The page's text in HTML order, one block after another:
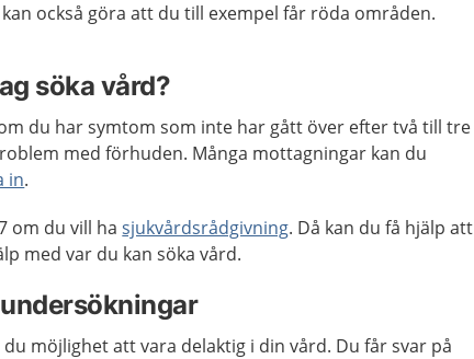
också göra att du till exempel får röda områden.
söka vård?
du har symtom som inte har gått över efter två till tre
med förhuden. Många mottagningar kan du
in.
om du vill hasjukvårdsrådgivning. Då kan du få hjälp att
med var du kan söka vård.
du möjlighet att vara delaktig i din vård. Du får svar på